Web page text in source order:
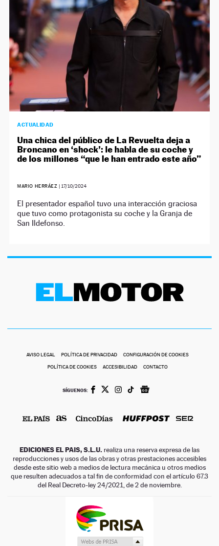
ACTUALIDAD
Una chica del público de La Revuelta deja a
Broncano en ‘shock’: le habla de su coche y
de los millones “que le han entrado este año”
MARIO HERRÁEZ | 17/10/2024
El presentador español tuvo una interacción graciosa
que tuvo como protagonista su coche y la Granja de
San Ildefonso.
AVISO LEGAL POLÍTICA DE PRIVACIDAD CONFIGURACIÓN DE COOKIES
POLÍTICA DE COOKIES ACCESIBILIDAD CONTACTO
SÍGUENOS:
EDICIONES EL PAIS, S.L.U. realiza una reserva expresa de las
reproducciones y usos de las obras y otras prestaciones accesibles
desde este sitio web a medios de lectura mecánica u otros medios
que resulten adecuados a tal fin de conformidad con el artículo 67.3
del Real Decreto-ley 24/2021, de 2 de noviembre.